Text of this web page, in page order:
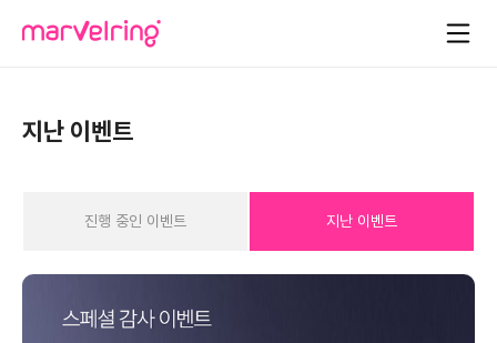
지난 이벤트
진행 중인 이벤트 지난 이벤트